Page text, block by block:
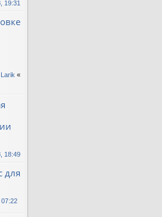
19:31
Larik «
18:49
для
07:22